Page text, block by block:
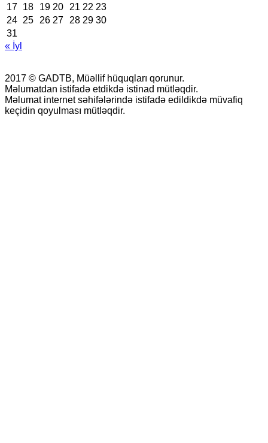
17 18 19 20 21 22 23
24 25 26 27 28 29 30
31
« İyl
2017 © GADTB, Müəllif hüquqları qorunur.
Məlumatdan istifadə etdikdə istinad mütləqdir.
Məlumat internet səhifələrində istifadə edildikdə müvafiq
keçidin qoyulması mütləqdir.